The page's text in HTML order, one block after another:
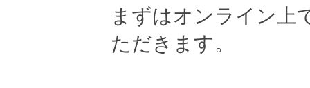
まずはオンライン上
ただきます。